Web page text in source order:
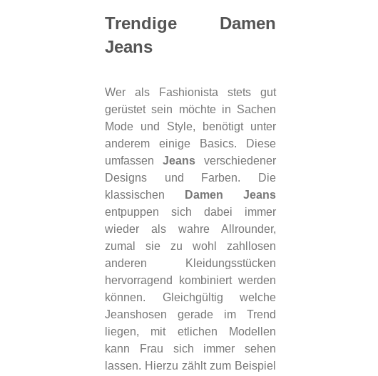
Trendige Damen
Jeans
Wer als Fashionista stets gut
gerüstet sein möchte in Sachen
Mode und Style, benötigt unter
anderem einige Basics. Diese
umfassen Jeans verschiedener
Designs und Farben. Die
klassischen
Damen Jeans
entpuppen sich dabei immer
wieder als wahre Allrounder,
zumal sie zu wohl zahllosen
anderen Kleidungsstücken
hervorragend kombiniert werden
können. Gleichgültig welche
Jeanshosen gerade im Trend
liegen, mit etlichen Modellen
kann Frau sich immer sehen
lassen. Hierzu zählt zum Beispiel